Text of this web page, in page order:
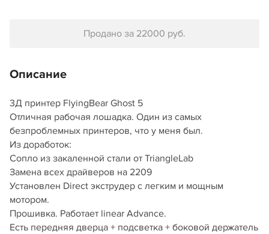
Продано за 22000 руб.
Описание
3Д принтер FlyingBear Ghost 5
Отличная рабочая лошадка. Один из самых
безпроблемных принтеров, что у меня был.
Из доработок:
Сопло из закаленной стали от TriangleLab
Замена всех драйверов на 2209
Установлен Direct экструдер с легким и мощным
мотором.
Прошивка. Работает linear Advance.
Есть передняя дверца + подсветка + боковой держатель